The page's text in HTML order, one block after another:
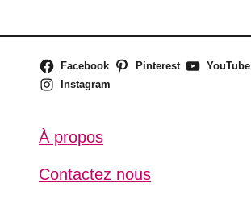
Facebook Pinterest
YouTube
Instagram
À propos
Contactez nous